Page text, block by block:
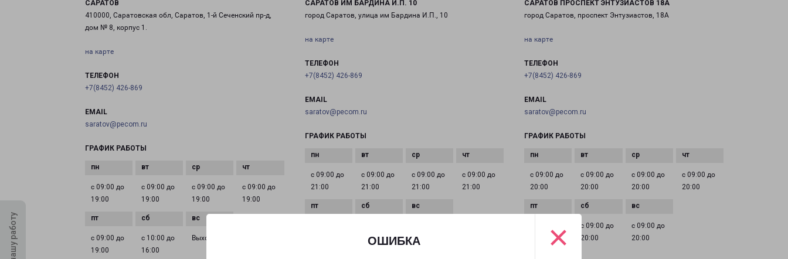
ОШИБКА ×
САРАТОВ
410000, Саратовская обл, Саратов, 1-й Сеченский пр-д,
дом № 8, корпус 1.
на карте
ТЕЛЕФОН
+7(8452) 426-869
EMAIL
saratov@pecom.ru
ГРАФИК РАБОТЫ
с 09:00 до
19:00
с 09:00 до
19:00
с 09:00 до
19:00
с 09:00 до
19:00
с 09:00 до
19:00
с 10:00 до
16:00
Выходной
САРАТОВ ИМ БАРДИНА И.П. 10
город Саратов, улица им Бардина И.П., 10
на карте
ТЕЛЕФОН
+7(8452) 426-869
EMAIL
saratov@pecom.ru
ГРАФИК РАБОТЫ
с 09:00 до
21:00
с 09:00 до
21:00
с 09:00 до
21:00
с 09:00 до
21:00
21:00
21:00
САРАТОВ ПРОСПЕКТ ЭНТУЗИАСТОВ 18А
город Саратов, проспект Энтузиастов, 18А
на карте
ТЕЛЕФОН
+7(8452) 426-869
EMAIL
saratov@pecom.ru
ГРАФИК РАБОТЫ
с 09:00 до
20:00
с 09:00 до
20:00
с 09:00 до
20:00
с 09:00 до
20:00
с 09:00 до
20:00
с 09:00 до
20:00